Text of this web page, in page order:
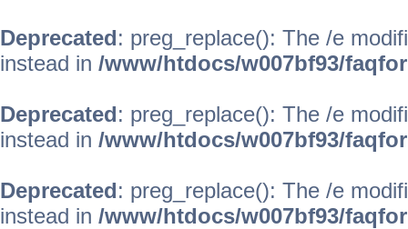
Deprecated: preg_replace(): The /e
instead in /www/htdocs/w007bf93/
Deprecated: preg_replace(): The /e
instead in /www/htdocs/w007bf93/
Deprecated: preg_replace(): The /e
instead in /www/htdocs/w007bf93/